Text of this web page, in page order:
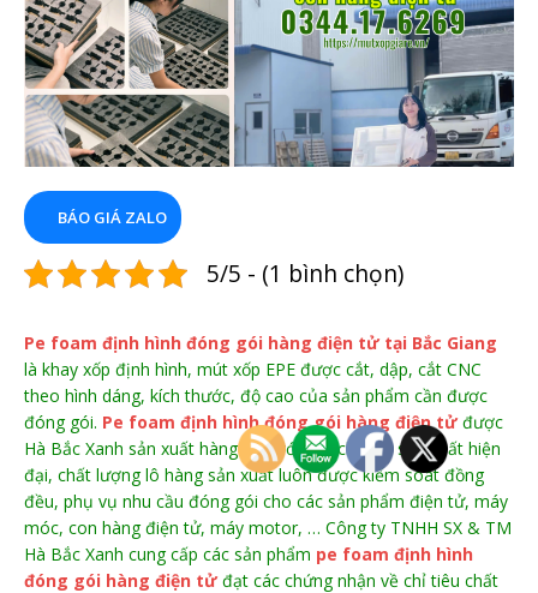
BÁO GIÁ ZALO
5/5 - (1 bình chọn)
Pe foam định hình đóng gói hàng điện tử tại Bắc Giang
là khay xốp định hình, mút xốp EPE được cắt, dập, cắt CNC
theo hình dáng, kích thước, độ cao của sản phẩm cần được
đóng gói. Pe foam định hình đóng gói hàng điện tửđược
Hà Bắc Xanh sản xuất hàng loạt với dây chuyền sản xuất hiện
đại, chất lượng lô hàng sản xuất luôn được kiểm soát đồng
đều, phụ vụ nhu cầu đóng gói cho các sản phẩm điện tử, máy
móc, con hàng điện tử, máy motor, … Công ty TNHH SX & TM
Hà Bắc Xanh cung cấp các sản phẩm pe foam định hình
đóng gói hàng điện tửđạt các chứng nhận về chỉ tiêu chất